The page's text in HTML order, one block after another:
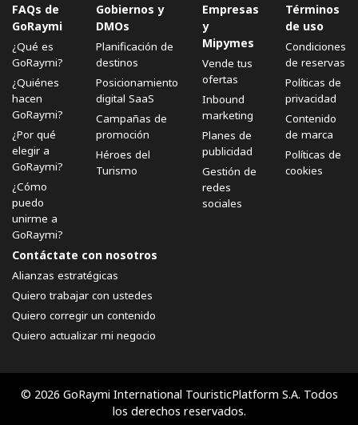
FAQs de
GoRaymi
¿Qué es
GoRaymi?
¿Quiénes
hacen
GoRaymi?
¿Por qué
elegir a
GoRaymi?
¿Cómo
puedo
unirme a
GoRaymi?
Gobiernos y
DMOs
Planificación de
destinos
Posicionamiento
digital SaaS
Campañas de
promoción
Héroes del
Turismo
Empresas
y
Mipymes
Vende tus
ofertas
Inbound
marketing
Planes de
publicidad
Gestión de
redes
sociales
Términos
de uso
Condiciones
de reservas
Políticas de
privacidad
Contenido
de marca
Políticas de
cookies
Contáctate con nosotros
Alianzas estratégicas
Quiero trabajar con ustedes
Quiero corregir un contenido
Quiero actualizar mi negocio
© 2026 GoRaymi International TouristicPlatform S.A. Todos
los derechos reservados.